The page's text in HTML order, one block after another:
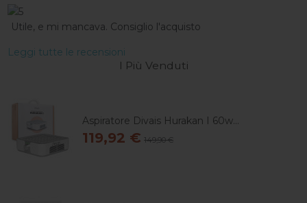
Utile, e mi mancava. Consiglio l'acquisto
Leggi tutte le recensioni
I Più Venduti
Aspiratore Divais Hurakan I 60w...
119,92 € 149,90 €